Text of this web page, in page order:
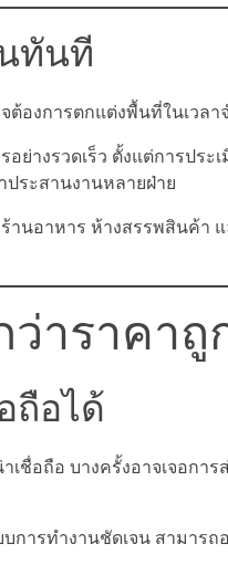
ทันที
องการตกแต่งพื้นที่ในเว
างรวดเร็ว ตั้งแต่การประ
ประสานงานหลายฝ่าย
นอาหาร ห้างสรรพสินค้า
าราคาถู
ถือได้
ชื่อถือ บางครั้งอาจเจอกา
รทำงานชัดเจน สามารถ